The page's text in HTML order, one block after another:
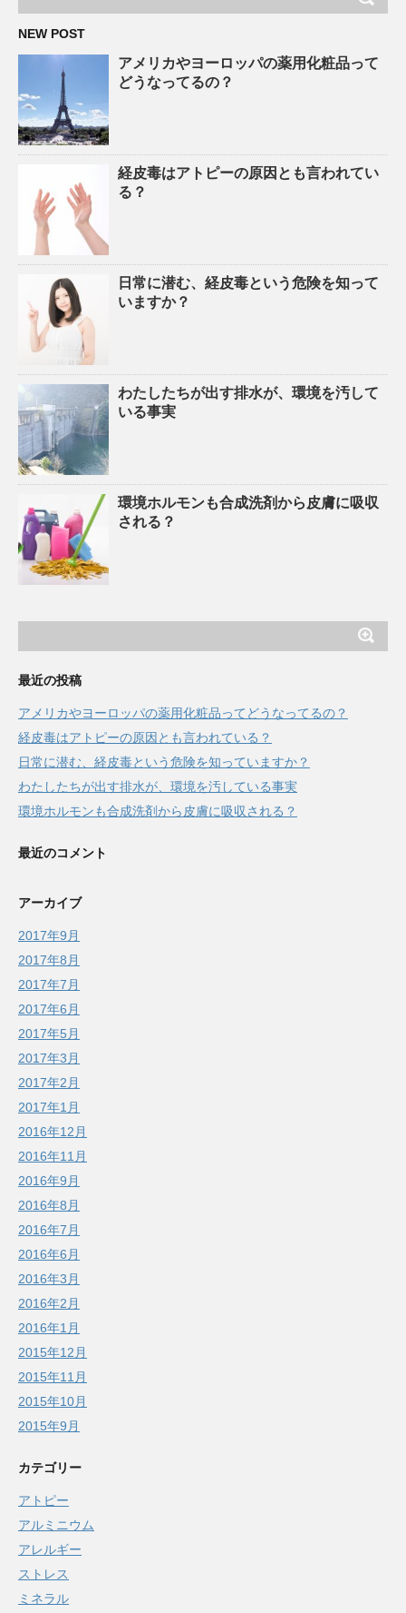
NEW POST
アメリカやヨーロッパの薬用化粧品って
どうなってるの？
経皮毒はアトピーの原因とも言われてい
る？
日常に潜む、経皮毒という危険を知って
いますか？
わたしたちが出す排水が、環境を汚して
いる事実
環境ホルモンも合成洗剤から皮膚に吸収
される？
最近の投稿
アメリカやヨーロッパの薬用化粧品ってどうなってるの？
経皮毒はアトピーの原因とも言われている？
日常に潜む、経皮毒という危険を知っていますか？
わたしたちが出す排水が、環境を汚している事実
環境ホルモンも合成洗剤から皮膚に吸収される？
最近のコメント
アーカイブ
2017年9月
2017年8月
2017年7月
2017年6月
2017年5月
2017年3月
2017年2月
2017年1月
2016年12月
2016年11月
2016年9月
2016年8月
2016年7月
2016年6月
2016年3月
2016年2月
2016年1月
2015年12月
2015年11月
2015年10月
2015年9月
カテゴリー
アトピー
アルミニウム
アレルギー
ストレス
ミネラル